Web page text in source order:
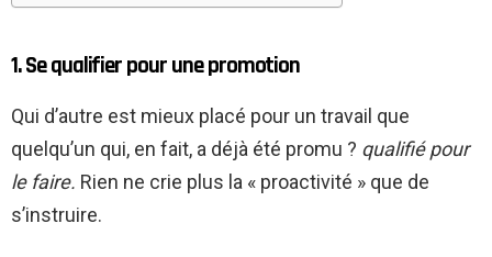
1. Se qualifier pour une promotion
Qui d’autre est mieux placé pour un travail que
quelqu’un qui, en fait, a déjà été promu ? qualifié pour
le faire. Rien ne crie plus la « proactivité » que de
s’instruire.